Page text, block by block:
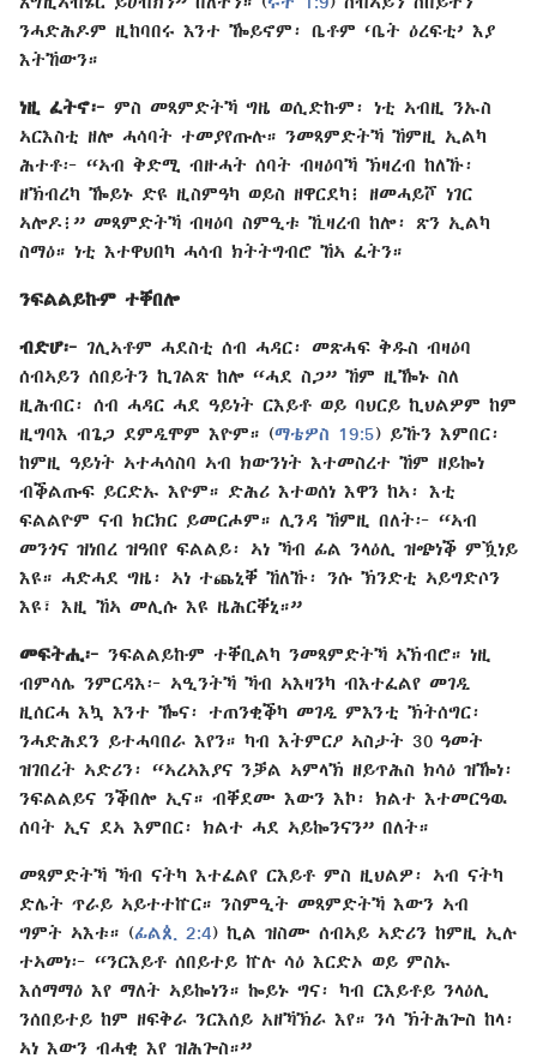
ንሓድሕዶም ዚከባበሩ እንተ ዀይኖም፡ ቤቶም ‘ቤት ዕረፍቲ’ እያ
እትኸውን።
ነዚ ፈትኖ፦ ምስ መጻምድትኻ ግዜ ወሲድኩም፡ ነቲ ኣብዚ ንኡስ
ኣርእስቲ ዘሎ ሓሳባት ተመያየጡሉ። ንመጻምድትኻ ኸምዚ ኢልካ
ሕተቶ፦ “ኣብ ቅድሚ ብዙሓት ሰባት ብዛዕባኻ ኽዛረብ ከለኹ፡
ዘኽብረካ ዀይኑ ድዩ ዚስምዓካ ወይስ ዘዋርደካ፧ ዘመሓይሾ ነገር
ኣሎዶ፧” መጻምድትኻ ብዛዕባ ስምዒቱ ኺዛረብ ከሎ፡ ጽን ኢልካ
ስማዕ። ነቲ እተዋህበካ ሓሳብ ክትትግብሮ ኸኣ ፈትን።
ንፍልልይኩም ተቐበሎ
ብድሆ፦ ገሊኣቶም ሓደስቲ ሰብ ሓዳር፡ መጽሓፍ ቅዱስ ብዛዕባ
ሰብኣይን ሰበይትን ኪገልጽ ከሎ “ሓደ ስጋ” ኸም ዚዀኑ ስለ
ዚሕብር፡ ሰብ ሓዳር ሓደ ዓይነት ርእይቶ ወይ ባህርይ ኪህልዎም ከም
ዚግባእ ብጌጋ ደምዲሞም እዮም። (ማቴዎስ 19:5) ይኹን እምበር፡
ከምዚ ዓይነት ኣተሓሳስባ ኣብ ክውንነት እተመስረተ ኸም ዘይኰነ
ብቕልጡፍ ይርድኡ እዮም። ድሕሪ እተወሰነ እዋን ከኣ፡ እቲ
ፍልልዮም ናብ ክርክር ይመርሖም። ሊንዳ ኸምዚ በለት፦ “ኣብ
መንጎና ዝነበረ ዝዓበየ ፍልልይ፡ ኣነ ኻብ ፊል ንላዕሊ ዝጭነቕ ምዃነይ
እዩ። ሓድሓደ ግዜ፡ ኣነ ተጨኒቐ ኸለኹ፡ ንሱ ኽንድቲ ኣይግድሶን
እዩ፣ እዚ ኸኣ መሊሱ እዩ ዜሕርቐኒ።”
መፍትሒ፦ ንፍልልይኩም ተቐቢልካ ንመጻምድትኻ ኣኽብሮ። ነዚ
ብምሳሌ ንምርዳእ፦ ኣዒንትኻ ኻብ ኣእዛንካ ብእተፈልየ መገዲ
ዚሰርሓ እኳ እንተ ዀና፡ ተጠንቂቕካ መገዲ ምእንቲ ኽትሰግር፡
ንሓድሕደን ይተሓባበራ እየን። ካብ እትምርዖ ኣስታት 30 ዓመት
ዝገበረት ኣድሪን፡ “ኣረኣእያና ንቓል ኣምላኽ ዘይጥሕስ ክሳዕ ዝዀነ፡
ንፍልልይና ንቕበሎ ኢና። ብቐደሙ እውን እኮ፡ ክልተ እተመርዓዉ
ሰባት ኢና ደኣ እምበር፡ ክልተ ሓደ ኣይኰንናን” በለት።
መጻምድትኻ ኻብ ናትካ እተፈልየ ርእይቶ ምስ ዚህልዎ፡ ኣብ ናትካ
ድሌት ጥራይ ኣይተተኵር። ንስምዒት መጻምድትኻ እውን ኣብ
ግምት ኣእቱ። (ፊልጲ 2:4) ኪል ዝስሙ ሰብኣይ ኣድሪን ከምዚ ኢሉ
ተኣመነ፦ “ንርእይቶ ሰበይተይ ኵሉ ሳዕ እርድኦ ወይ ምስኡ
እሰማማዕ እየ ማለት ኣይኰነን። ኰይኑ ግና፡ ካብ ርእይቶይ ንላዕሊ
ንሰበይተይ ከም ዘፍቅራ ንርእሰይ አዘኻኽራ እየ። ንሳ ኽትሕጐስ ከላ፡
ኣነ እውን ብሓቂ እየ ዝሕጐስ።”